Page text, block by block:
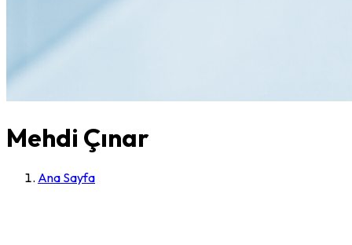
Mehdi Çınar
Ana Sayfa